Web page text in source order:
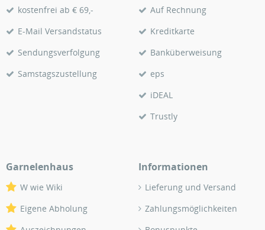
kostenfrei ab € 69,-
E-Mail Versandstatus
Sendungsverfolgung
Samstagszustellung
Auf Rechnung
Kreditkarte
Banküberweisung
eps
iDEAL
Trustly
Garnelenhaus
W wie Wiki
Eigene Abholung
Informationen
Lieferung und Versand
Zahlungsmöglichkeiten